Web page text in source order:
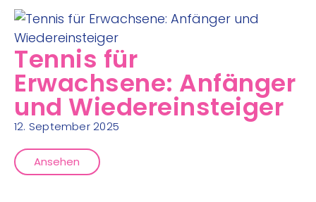
Tennis für
Erwachsene: Anfänger
und Wiedereinsteiger
12. September 2025
Ansehen